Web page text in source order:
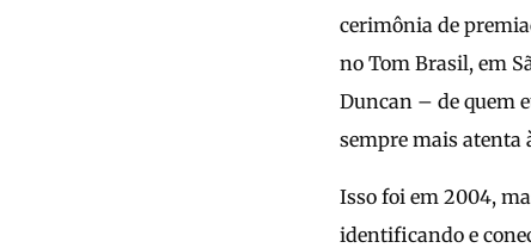
cerimônia de
no Tom Brasil, em
Duncan – de quem
sempre mais atenta
Isso foi em 2004,
identificando e